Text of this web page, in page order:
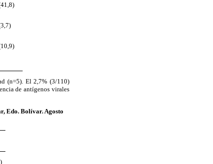
(n=5). El 2,7% (3/110)
de antígenos virales
Edo. Bolívar. Agosto